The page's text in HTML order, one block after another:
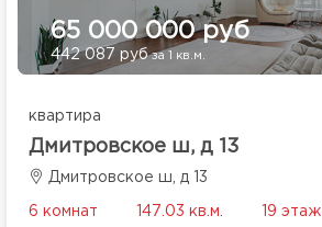
65 000 000 руб
442 087 рубза 1 кв.м.
квартира
Дмитровское ш, д 13
Дмитровское ш, д 13
6 комнат 147.03 кв.м. 19 этаж